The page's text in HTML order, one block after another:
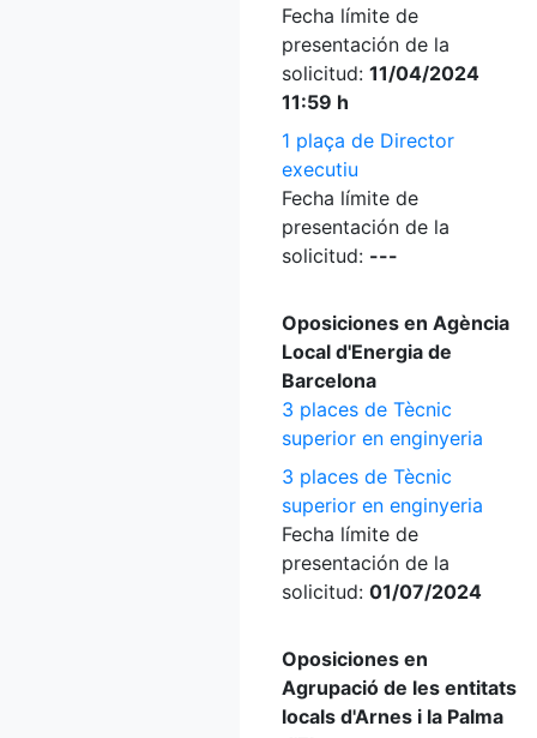
Fecha límite de
presentación de la
solicitud: 11/04/2024
11:59 h
1 plaça de Director
executiu
Fecha límite de
presentación de la
solicitud: ---
Oposiciones en Agència
Local d'Energia de
Barcelona
3 places de Tècnic
superior en enginyeria
3 places de Tècnic
superior en enginyeria
Fecha límite de
presentación de la
solicitud: 01/07/2024
Oposiciones en
Agrupació de les entitats
locals d'Arnes i la Palma